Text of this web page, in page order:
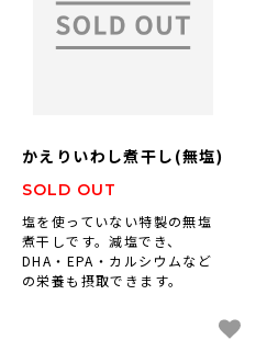
かえりいわし煮干し(無塩)
SOLD OUT
塩を使っていない特製の無塩
煮干しです。減塩でき、
DHA・EPA・カルシウムなど
の栄養も摂取できます。